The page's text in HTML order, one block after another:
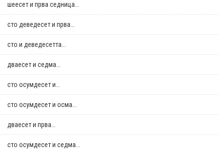
шеесет и прва седница...
сто деведесет и прва...
сто и деведесетта...
дваесет и седма...
сто осумдесет и...
сто осумдесет и осма...
дваесет и прва...
сто осумдесет и седма...